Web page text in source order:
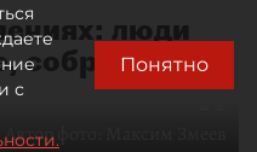
люди
собранное
Автор фото:
с
Понятно